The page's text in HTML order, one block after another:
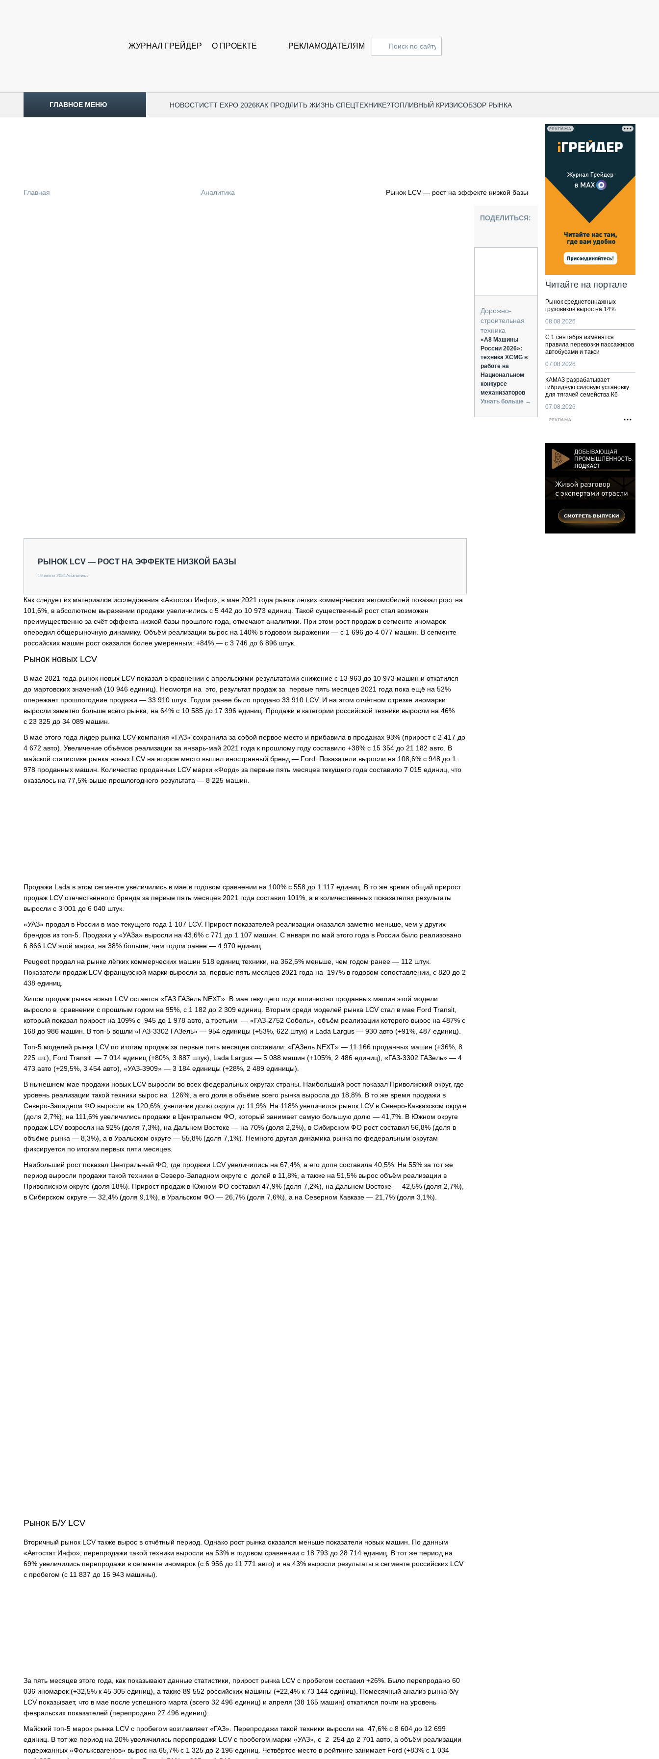
ЖУРНАЛ ГРЕЙДЕР О ПРОЕКТЕ РЕКЛАМОДАТЕЛЯМ
ГЛАВНОЕ МЕНЮ НОВОСТИCTT EXPO 2026КАК ПРОДЛИТЬ ЖИЗНЬ СПЕЦТЕХНИКЕ?ТОПЛИВНЫЙ КРИЗИСОБЗОР РЫНКА
ПОДЪЁМНАЯ ТЕХНИКА
КОММУНАЛЬНАЯ ТЕХНИКА
Главная Аналитика Рынок LCV — рост на эффекте низкой базы
РЫНОК LCV — РОСТ НА ЭФФЕКТЕ НИЗКОЙ БАЗЫ
19 июля 2021Аналитика
Как следует из материалов исследования «Автостат Инфо», в мае 2021 года рынок лёгких коммерческих автомобилей показал рост на
101,6%, в абсолютном выражении продажи увеличились с 5 442 до 10 973 единиц. Такой существенный рост стал возможен
преимущественно за счёт эффекта низкой базы прошлого года, отмечают аналитики. При этом рост продаж в сегменте иномарок
опередил общерыночную динамику. Объём реализации вырос на 140% в годовом выражении — с 1 696 до 4 077 машин. В сегменте
российских машин рост оказался более умеренным: +84% — с 3 746 до 6 896 штук.
Рынок новых LCV
В мае 2021 года рынок новых LCV показал в сравнении с апрельскими результатами снижение с 13 963 до 10 973 машин и откатился
до мартовских значений (10 946 единиц). Несмотря на это, результат продаж за первые пять месяцев 2021 года пока ещё на 52%
опережает прошлогодние продажи — 33 910 штук. Годом ранее было продано 33 910 LCV. И на этом отчётном отрезке иномарки
выросли заметно больше всего рынка, на 64% с 10 585 до 17 396 единиц. Продажи в категории российской техники выросли на 46%
с 23 325 до 34 089 машин.
В мае этого года лидер рынка LCV компания «ГАЗ» сохранила за собой первое место и прибавила в продажах 93% (прирост с 2 417 до
4 672 авто). Увеличение объёмов реализации за январь-май 2021 года к прошлому году составило +38% с 15 354 до 21 182 авто. В
майской статистике рынка новых LCV на второе место вышел иностранный бренд — Ford. Показатели выросли на 108,6% с 948 до 1
978 проданных машин. Количество проданных LCV марки «Форд» за первые пять месяцев текущего года составило 7 015 единиц, что
оказалось на 77,5% выше прошлогоднего результата — 8 225 машин.
Продажи Lada в этом сегменте увеличились в мае в годовом сравнении на 100% с 558 до 1 117 единиц. В то же время общий прирост
продаж LCV отечественного бренда за первые пять месяцев 2021 года составил 101%, а в количественных показателях результаты
выросли с 3 001 до 6 040 штук.
«УАЗ» продал в России в мае текущего года 1 107 LCV. Прирост показателей реализации оказался заметно меньше, чем у других
брендов из топ-5. Продажи у «УАЗа» выросли на 43,6% с 771 до 1 107 машин. С января по май этого года в России было реализовано
6 866 LCV этой марки, на 38% больше, чем годом ранее — 4 970 единиц.
Peugeot продал на рынке лёгких коммерческих машин 518 единиц техники, на 362,5% меньше, чем годом ранее — 112 штук.
Показатели продаж LCV французской марки выросли за первые пять месяцев 2021 года на 197% в годовом сопоставлении, с 820 до 2
438 единиц.
Хитом продаж рынка новых LCV остается «ГАЗ ГАЗель NEXT». В мае текущего года количество проданных машин этой модели
выросло в сравнении с прошлым годом на 95%, с 1 182 до 2 309 единиц. Вторым среди моделей рынка LCV стал в мае Ford Transit,
который показал прирост на 109% с 945 до 1 978 авто, а третьим — «ГАЗ-2752 Соболь», объём реализации которого вырос на 487% с
168 до 986 машин. В топ-5 вошли «ГАЗ-3302 ГАЗель» — 954 единицы (+53%, 622 штук) и Lada Largus — 930 авто (+91%, 487 единиц).
Топ-5 моделей рынка LCV по итогам продаж за первые пять месяцев составили: «ГАЗель NEXT» — 11 166 проданных машин (+36%, 8
225 шт.), Ford Transit — 7 014 единиц (+80%, 3 887 штук), Lada Largus — 5 088 машин (+105%, 2 486 единиц), «ГАЗ-3302 ГАЗель» — 4
473 авто (+29,5%, 3 454 авто), «УАЗ-3909» — 3 184 единицы (+28%, 2 489 единицы).
В нынешнем мае продажи новых LCV выросли во всех федеральных округах страны. Наибольший рост показал Приволжский округ, где
уровень реализации такой техники вырос на 126%, а его доля в объёме всего рынка выросла до 18,8%. В то же время продажи в
Северо-Западном ФО выросли на 120,6%, увеличив долю округа до 11,9%. На 118% увеличился рынок LCV в Северо-Кавказском округе
(доля 2,7%), на 111,6% увеличились продажи в Центральном ФО, который занимает самую большую долю — 41,7%. В Южном округе
продаж LCV возросли на 92% (доля 7,3%), на Дальнем Востоке — на 70% (доля 2,2%), в Сибирском ФО рост составил 56,8% (доля в
объёме рынка — 8,3%), а в Уральском округе — 55,8% (доля 7,1%). Немного другая динамика рынка по федеральным округам
фиксируется по итогам первых пяти месяцев.
Наибольший рост показал Центральный ФО, где продажи LCV увеличились на 67,4%, а его доля составила 40,5%. На 55% за тот же
период выросли продажи такой техники в Северо-Западном округе с долей в 11,8%, а также на 51,5% вырос объём реализации в
Приволжском округе (доля 18%). Прирост продаж в Южном ФО составил 47,9% (доля 7,2%), на Дальнем Востоке — 42,5% (доля 2,7%),
в Сибирском округе — 32,4% (доля 9,1%), в Уральском ФО — 26,7% (доля 7,6%), а на Северном Кавказе — 21,7% (доля 3,1%).
Рынок Б/У LCV
Вторичный рынок LCV также вырос в отчётный период. Однако рост рынка оказался меньше показатели новых машин. По данным
«Автостат Инфо», перепродажи такой техники выросли на 53% в годовом сравнении с 18 793 до 28 714 единиц. В тот же период на
69% увеличились перепродажи в сегменте иномарок (с 6 956 до 11 771 авто) и на 43% выросли результаты в сегменте российских LCV
с пробегом (с 11 837 до 16 943 машины).
За пять месяцев этого года, как показывают данные статистики, прирост рынка LCV с пробегом составил +26%. Было перепродано 60
036 иномарок (+32,5% к 45 305 единиц), а также 89 552 российских машины (+22,4% к 73 144 единиц). Помесячный анализ рынка б/у
LCV показывает, что в мае после успешного марта (всего 32 496 единиц) и апреля (38 165 машин) откатился почти на уровень
февральских показателей (перепродано 27 496 единиц).
Майский топ-5 марок рынка LCV с пробегом возглавляет «ГАЗ». Перепродажи такой техники выросли на 47,6% с 8 604 до 12 699
единиц. В тот же период на 20% увеличились перепродажи LCV с пробегом марки «УАЗ», с 2 254 до 2 701 авто, а объём реализации
подержанных «Фольксвагенов» вырос на 65,7% с 1 325 до 2 196 единиц. Четвёртое место в рейтинге занимает Ford (+83% с 1 034
ПОДЕЛИТЬСЯ:
Дорожно-
строительная
техника
«А8 Машины
России 2026»:
техника XCMG в
работе на
Национальном
конкурсе
механизаторов
Узнать больше →
РЕКЛАМА
Читайте на портале
Рынок среднетоннажных
грузовиков вырос на 14%
08.08.2026
С 1 сентября изменятся
правила перевозки пассажиров
автобусами и такси
07.08.2026
КАМАЗ разрабатывает
гибридную силовую установку
для тягачей семейства К6
07.08.2026
РЕКЛАМА